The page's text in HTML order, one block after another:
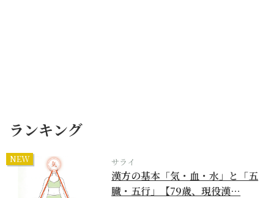
ランキング
NEW サライ
漢方の基本「気・血・水」と「五
臓・五行」【79歳、現役漢…